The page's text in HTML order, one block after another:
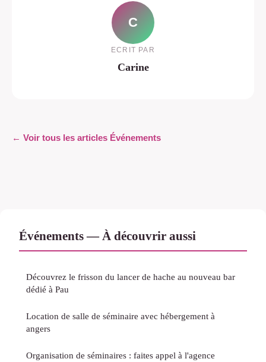
C
ECRIT PAR
Carine
← Voir tous les articles Événements
Événements — À découvrir aussi
Découvrez le frisson du lancer de hache au nouveau bar
dédié à Pau
Location de salle de séminaire avec hébergement à
angers
Organisation de séminaires : faites appel à l'agence